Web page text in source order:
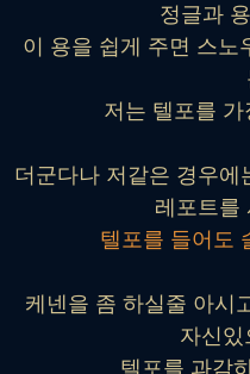
정글과
이 용을 쉽게 주면 스노
저는 텔포를
더군다나 저같은 경우에
레포트를
텔포를 들어도
케넨을 좀 하실줄 아시
자신있
텔포를 과감